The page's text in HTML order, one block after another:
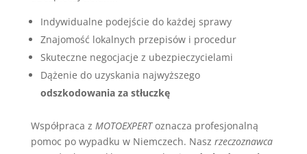
Indywidualne podejście do każdej sprawy
Znajomość lokalnych przepisów i procedur
Skuteczne negocjacje z ubezpieczycielami
Dążenie do uzyskania najwyższego
odszkodowania za stłuczkę
Współpraca z MOTOEXPERToznacza profesjonalną
pomoc po wypadku w Niemczech. Nasz rzeczoznawca